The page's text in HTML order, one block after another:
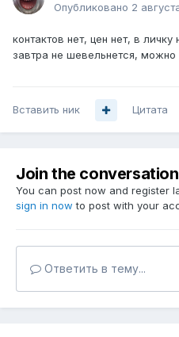
Опубликовано 2
контактов нет, цен нет, в
завтра не шевельнется, можно
Вставить ник Цитата
Join the conversation
You can post now and register
sign in now to post with your
Ответить в тему...